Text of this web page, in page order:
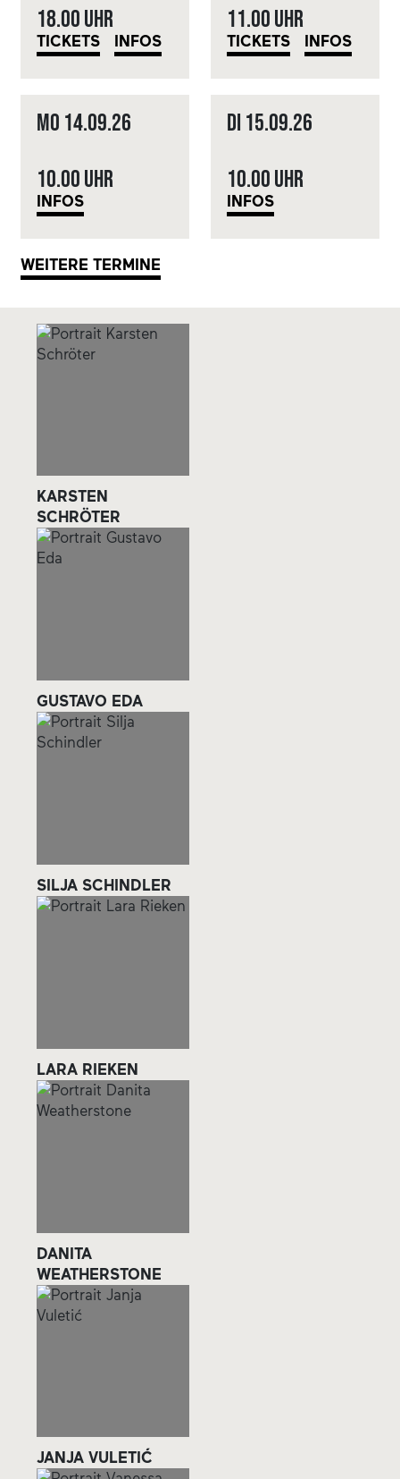
18.00 Uhr
TICKETS INFOS
11.00 Uhr
TICKETS INFOS
Mo 14.09.26
10.00 Uhr
INFOS
Di 15.09.26
10.00 Uhr
INFOS
WEITERE TERMINE
KARSTEN
SCHRÖTER
GUSTAVO EDA
SILJA SCHINDLER
LARA RIEKEN
DANITA
WEATHERSTONE
JANJA VULETIĆ